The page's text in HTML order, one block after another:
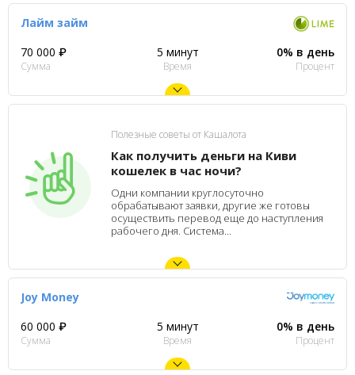
Лайм займ
70 000 ₽
Сумма
5 минут
Время
0% в день
Процент
Полезные советы от Кашалота
Как получить деньги на Киви
кошелек в час ночи?
Одни компании круглосуточно
обрабатывают заявки, другие же готовы
осуществить перевод еще до наступления
рабочего дня. Система...
Joy Money
60 000 ₽
Сумма
5 минут
Время
0% в день
Процент